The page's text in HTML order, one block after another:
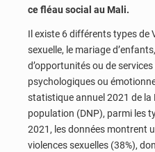
ce fléau social au Mali.
Il existe 6 différents types de
sexuelle, le mariage
d’opportunités ou de
psychologiques ou
statistique annuel 2021 de la
population (DNP), parmi les
2021, les données montrent
violences sexuelles (38%),